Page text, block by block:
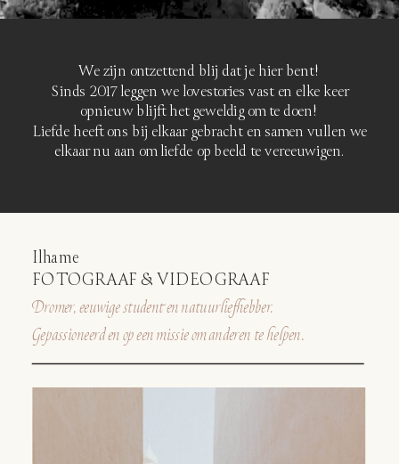
We zijn ontzettend blij dat je hier bent!
Sinds 2017 leggen we lovestories vast en elke keer
opnieuw blijft het geweldig om te doen!
Liefde heeft ons bij elkaar gebracht en samen vullen we
elkaar nu aan om liefde op beeld te vereeuwigen.
Ilhame
FOTOGRAAF & VIDEOGRAAF
Dromer, eeuwige student en natuurliefhebber.
Gepassioneerd en op een missie om anderen te helpen.